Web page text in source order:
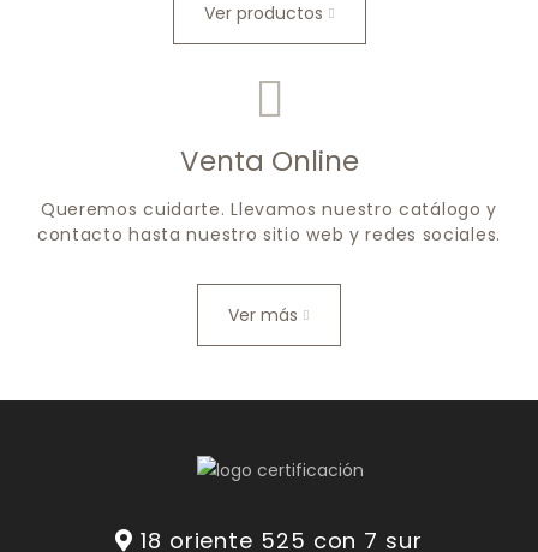
Ver productos
Venta Online
Queremos cuidarte. Llevamos nuestro catálogo y
contacto hasta nuestro sitio web y redes sociales.
Ver más
18 oriente 525 con 7 sur